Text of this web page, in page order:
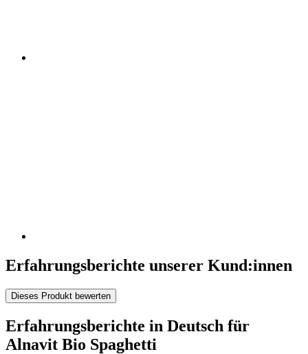
Erfahrungsberichte unserer Kund:innen
Dieses Produkt bewerten
Erfahrungsberichte in Deutsch für
Alnavit Bio Spaghetti